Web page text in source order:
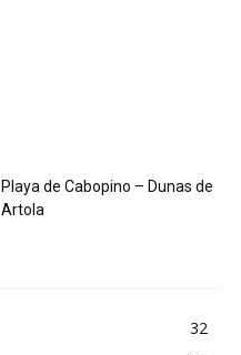
Playa de Cabopino – Dunas de
Artola
32